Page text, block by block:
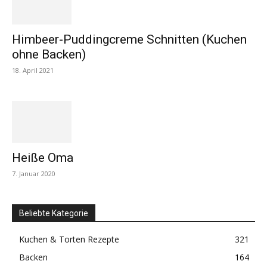
Himbeer-Puddingcreme Schnitten (Kuchen
ohne Backen)
18. April 2021
Heiße Oma
7. Januar 2020
Beliebte Kategorie
Kuchen & Torten Rezepte
321
Backen
164